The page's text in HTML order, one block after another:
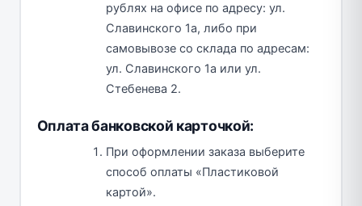
рублях на офисе по адресу: ул.
Славинского 1а, либо при
самовывозе со склада по адресам:
ул. Славинского 1а или ул.
Стебенева 2.
Оплата банковской карточкой:
При оформлении заказа выберите
способ оплаты «Пластиковой
картой».